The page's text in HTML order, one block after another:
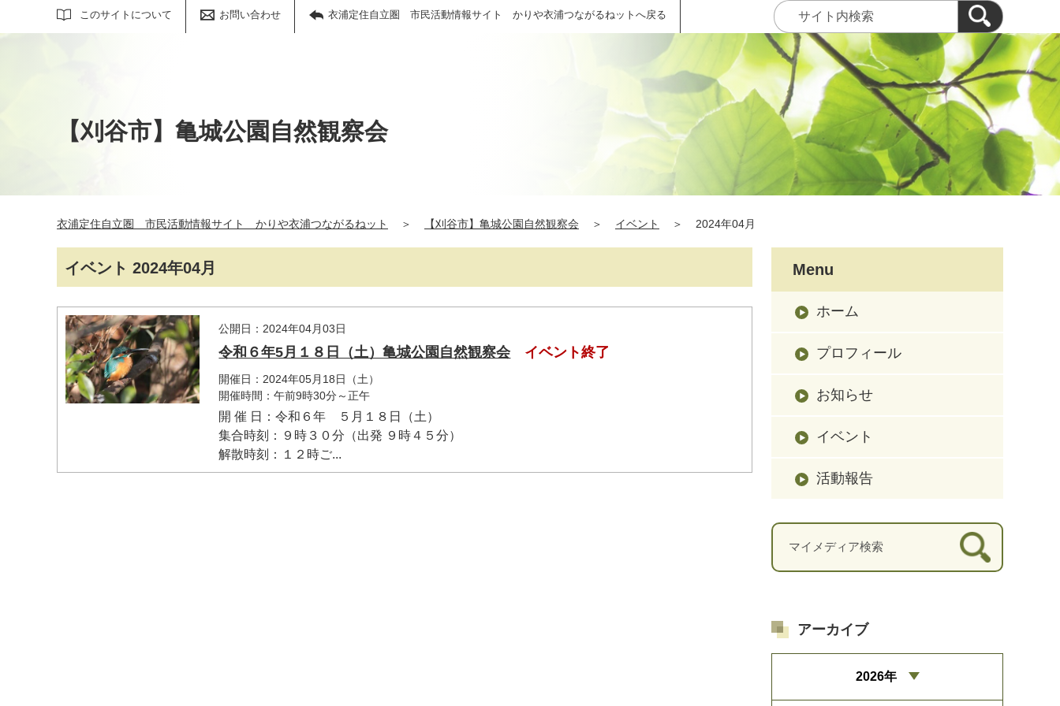
このサイトについて お問い合わせ 衣浦定住自立圏 市民活動情報サイト かりや衣浦つながるねットへ戻る
サイト内検索
【刈谷市】亀城公園自然観察会
衣浦定住自立圏 市民活動情報サイト かりや衣浦つながるねット ＞ 【刈谷市】亀城公園自然観察会 ＞ イベント ＞ 2024年04月
イベント 2024年04月
公開日：2024年04月03日
令和６年5月１８日（土）亀城公園自然観察会 イベント終了
開催日：2024年05月18日（土）
開催時間：午前9時30分～正午
開 催 日：令和６年 ５月１８日（土）
集合時刻：９時３０分（出発 ９時４５分）
解散時刻：１２時ご...
Menu
ホーム
プロフィール
お知らせ
イベント
活動報告
アーカイブ
2026年